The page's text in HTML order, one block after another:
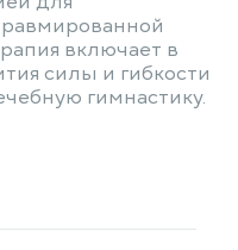
включает в
силы и гибкости
гимнастику.